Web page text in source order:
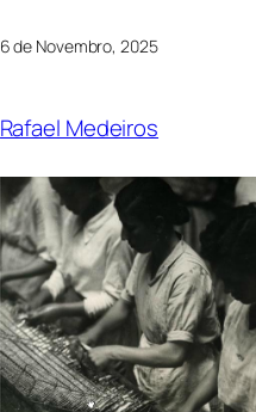
6 de Novembro, 2025
Rafael Medeiros